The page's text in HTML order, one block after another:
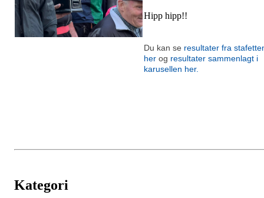
Hipp hipp!!
Du kan se resultater fra
her og resultater sammenlagt i
karusellen her.
Kategori